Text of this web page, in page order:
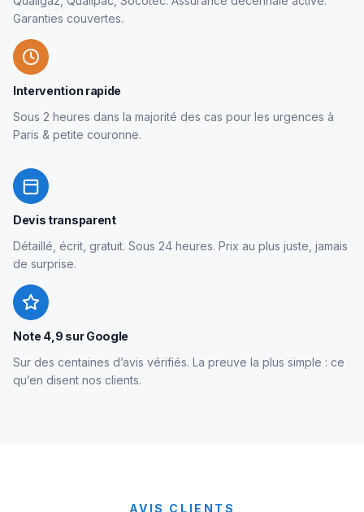
Garanties couvertes.
Intervention rapide
Sous 2 heures dans la majorité des cas pour les urgences à
Paris & petite couronne.
Devis transparent
Détaillé, écrit, gratuit. Sous 24 heures. Prix au plus juste, jamais
de surprise.
Note 4,9 sur Google
Sur des centaines d’avis vérifiés. La preuve la plus simple : ce
qu’en disent nos clients.
AVIS CLIENTS